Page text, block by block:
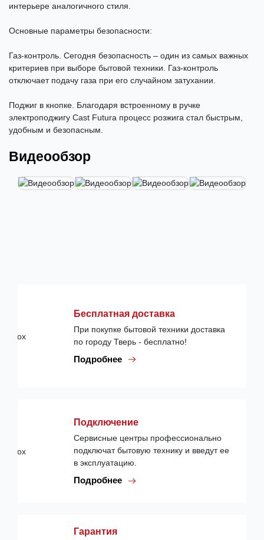
интерьере аналогичного стиля.
Основные параметры безопасности:
Газ-контроль. Сегодня безопасность – один из самых важных
критериев при выборе бытовой техники. Газ-контроль
отключает подачу газа при его случайном затухании.
Поджиг в кнопке. Благодаря встроенному в ручке
электроподжигу Cast Futura процесс розжига стал быстрым,
удобным и безопасным.
Видеообзор
Бесплатная доставка
При покупке бытовой техники доставка
по городу Тверь - бесплатно!
Подробнее
Подключение
Сервисные центры профессионально
подключат бытовую технику и введут ее
в эксплуатацию.
Подробнее
Гарантия